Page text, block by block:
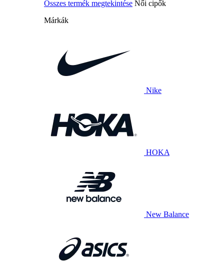
Összes termék megtekintése Női cipők
Márkák
Nike
HOKA
New Balance